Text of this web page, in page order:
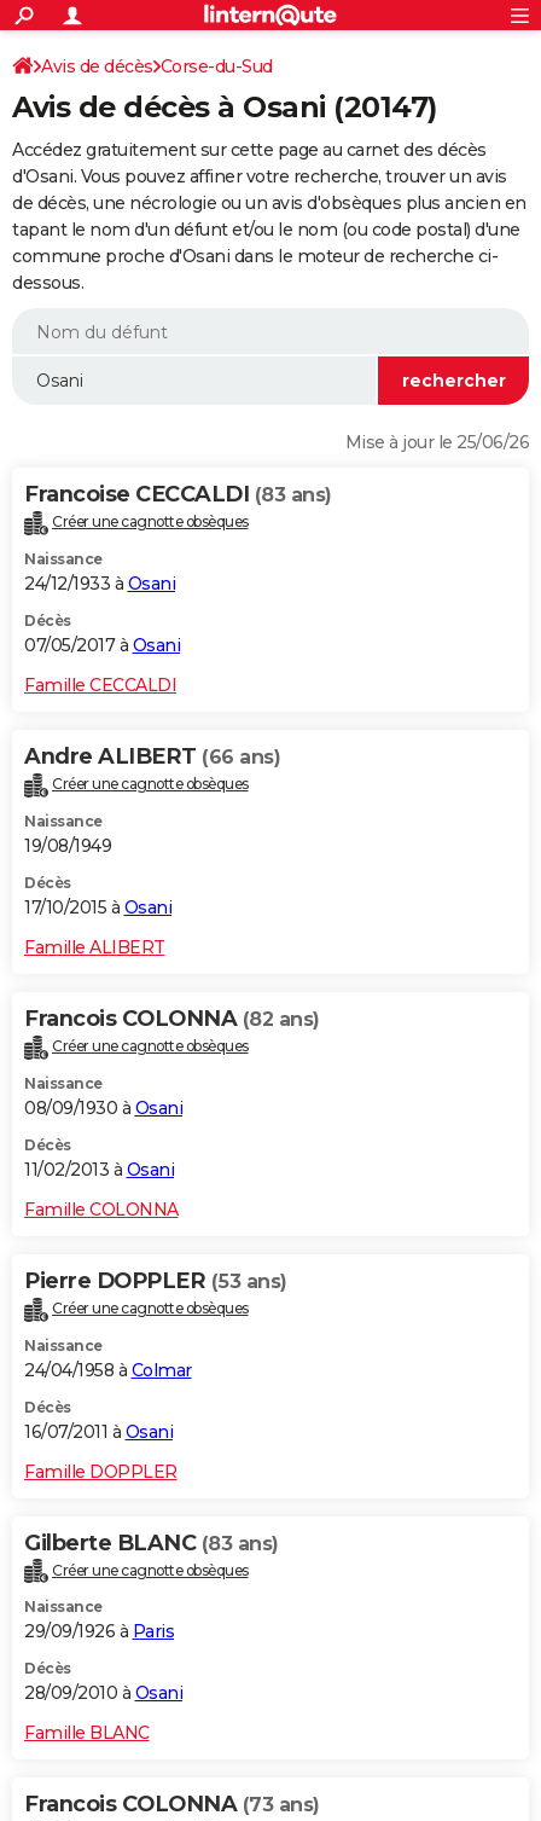
ACTUALITÉS
Politique
Société
Faits Divers
Education
Monde
Villes
+
SPORT
Coupe du monde 2026
Football
Tennis
Cyclisme
Rugby
Forum
Programme TV
TNT
Streaming
Cinéma
Sorties cinéma
Musique
+
FINANCE
Retraite
Epargne
Immobilier
Risques naturels par ville
Assurance
AUTO
Essais
Réserver un essai
Citadines
Berlines
SUV
Forum auto
+
HIGH-TECH
BRICOLAGE
WEEK-END
Alimentation
Guide de la santé
Maladies
Médicaments
Sommeil
VOYAGE
Destinations
City break
Voyage nature
Voyage de noces
Forum
Climat
+PHOTO
GUIDES D'ACHAT
Carte de Noël
Carte Bonne année
Carte Saint-Valentin
Carte Pâques
Carte d'anniversaire
DICTIONNAIRE
Dictionnaire
Biographies
Citations
Expressions
Proverbes
PROGRAMME TV
S'inscrire
Se connecter
Lycées
Collèges
Primaires
Universités
Entreprises
Service militaire
Avis de recherche
AVIS DE DÉCÈS
FORUM
S'inscrire
Connexion
Avis de décès Corse-du-Sud
Avis de décès à Osani (20147)
Accédez gratuitement sur cette page au carnet des décès
d'Osani. Vous pouvez affiner votre recherche, trouver un avis
de décès, une nécrologie ou un avis d'obsèques plus ancien en
tapant le nom d'un défunt et/ou le nom (ou code postal) d'une
commune proche d'Osani dans le moteur de recherche ci-
dessous.
Mise à jour le 25/06/26
Francoise CECCALDI (83 ans)
Créer une cagnotte obsèques
Naissance
24/12/1933 à Osani
Décès
07/05/2017 à Osani
Famille CECCALDI
Andre ALIBERT (66 ans)
Créer une cagnotte obsèques
Naissance
19/08/1949
Décès
17/10/2015 à Osani
Famille ALIBERT
Francois COLONNA (82 ans)
Créer une cagnotte obsèques
Naissance
08/09/1930 à Osani
Décès
11/02/2013 à Osani
Famille COLONNA
Pierre DOPPLER (53 ans)
Créer une cagnotte obsèques
Naissance
24/04/1958 à Colmar
Décès
16/07/2011 à Osani
Famille DOPPLER
Gilberte BLANC (83 ans)
Créer une cagnotte obsèques
Naissance
29/09/1926 à Paris
Décès
28/09/2010 à Osani
Famille BLANC
Francois COLONNA (73 ans)